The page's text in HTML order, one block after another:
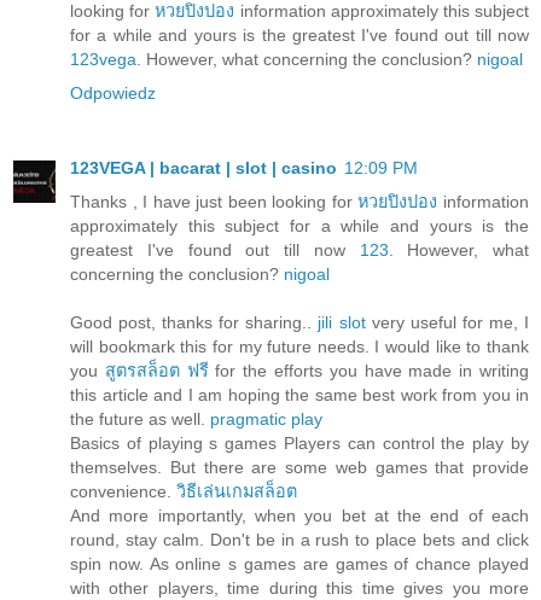
looking forหวยปิงปอง information approximately this subject
for a while and yours is the greatest I've found out till now
123vega. However, what concerning the conclusion? nigoal
Odpowiedz
123VEGA | bacarat | slot | casino 12:09 PM
Thanks , I have just been looking forหวยปิงปอง information
approximately this subject for a while and yours is the
greatest I've found out till now 123. However, what
concerning the conclusion? nigoal
Good post, thanks for sharing.. jili slotvery useful for me, I
will bookmark this for my future needs. I would like to thank
you สูตรสล็อต ฟรีfor the efforts you have made in writing
this article and I am hoping the same best work from you in
the future as well. pragmatic play
Basics of playing s games Players can control the play by
themselves. But there are some web games that provide
convenience. วิธีเล่นเกมสล็อต
And more importantly, when you bet at the end of each
round, stay calm. Don't be in a rush to place bets and click
spin now. As online s games are games of chance played
with other players, time during this time gives you more